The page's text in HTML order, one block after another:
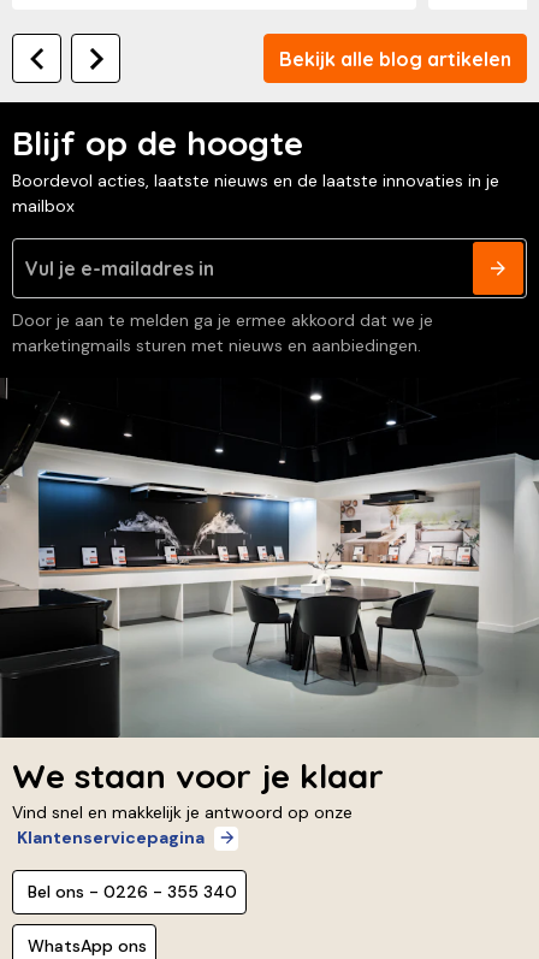
Bekijk alle blog artikelen
Blijf op de hoogte
Boordevol acties, laatste nieuws en de laatste innovaties in je
mailbox
Door je aan te melden ga je ermee akkoord dat we je
marketingmails sturen met nieuws en aanbiedingen.
We staan voor je klaar
Vind snel en makkelijk je antwoord op onze
Klantenservicepagina
Bel ons - 0226 - 355 340
WhatsApp ons